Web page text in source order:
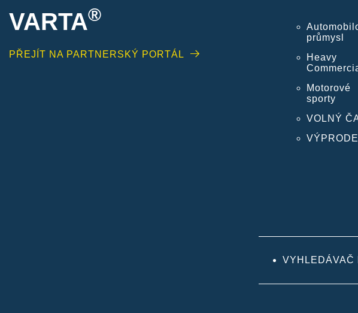
VARTA®
PŘEJÍT NA PARTNERSKÝ PORTÁL
průmysl
Heavy
Motorové
sporty
VOLNÝ
VYHLEDÁVAČ